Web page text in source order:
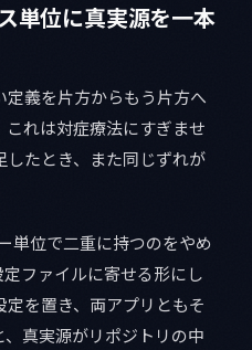
単位に真実源を一本
義を片方からもう片方へ
れは対症療法にすぎませ
たとき、また同じずれが
単位で二重に持つのをやめ
ファイルに寄せる形にし
を置き、両アプリともそ
真実源がリポジトリの中